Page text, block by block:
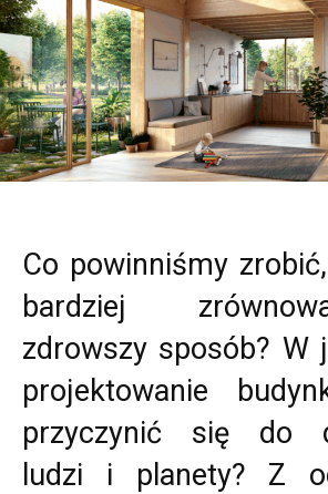
Co powinniśmy
bardziej
zdrowszy sposób? W
projektowanie
przyczynić się do
ludzi i planety? Z